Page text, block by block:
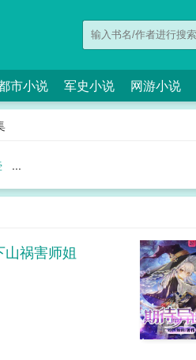
市小说 军史小说 网游小说
...
祸害师姐